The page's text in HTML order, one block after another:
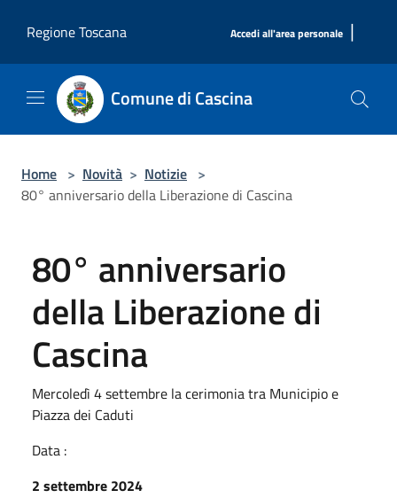
Regione Toscana
Accedi all'area personale |
Comune di Cascina
Home > Novità > Notizie >
80° anniversario della Liberazione di Cascina
80° anniversario
della Liberazione di
Cascina
Mercoledì 4 settembre la cerimonia tra Municipio e
Piazza dei Caduti
Data :
2 settembre 2024